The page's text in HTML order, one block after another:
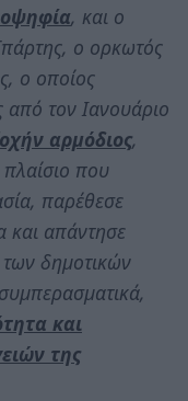
, και ο
ο ορκωτός
ο οποίος
από τον Ιανουάριο
αρμόδιος,
πλαίσιο που
παρέθεσε
και απάντησε
δημοτικών
και
της